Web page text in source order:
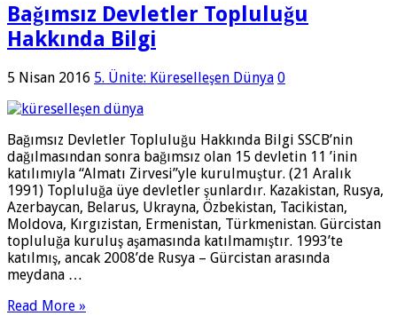
Bağımsız Devletler Topluluğu
Hakkında Bilgi
5 Nisan 2016 5. Ünite: Küreselleşen Dünya 0
Bağımsız Devletler Topluluğu Hakkında Bilgi SSCB’nin
dağılmasından sonra bağımsız olan 15 dev­letin 11 ’inin
katılımıyla “Almatı Zirvesi”yle kurulmuş­tur. (21 Aralık
1991) Topluluğa üye devletler şunlardır. Kazakistan, Rusya,
Azerbaycan, Belarus, Ukrayna, Özbekistan, Tacikistan,
Moldova, Kırgızistan, Erme­nistan, Türkmenistan. Gürcistan
topluluğa kuruluş aşamasında katılmamış­tır. 1993’te
katılmış, ancak 2008’de Rusya – Gürcistan arasında
meydana …
Read More »